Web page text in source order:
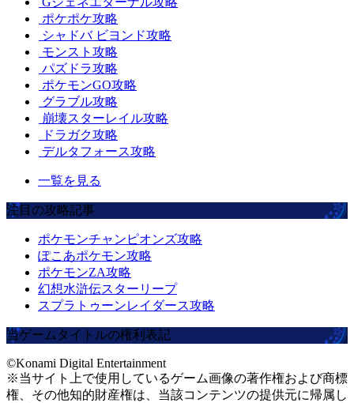
ポケポケ攻略
シャドバ ビヨンド攻略
モンスト攻略
パズドラ攻略
ポケモンGO攻略
グラブル攻略
崩壊スターレイル攻略
ドラガク攻略
デルタフォース攻略
一覧を見る
注目の攻略記事
ポケモンチャンピオンズ攻略
ぽこあポケモン攻略
ポケモンZA攻略
幻想水滸伝スターリープ
スプラトゥーンレイダース攻略
当ゲームタイトルの権利表記
©Konami Digital Entertainment
※当サイト上で使用しているゲーム画像の著作権および商標
権、その他知的財産権は、当該コンテンツの提供元に帰属し